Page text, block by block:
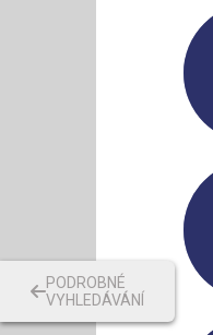
PODROBNÉ
VYHLEDÁVÁNÍ